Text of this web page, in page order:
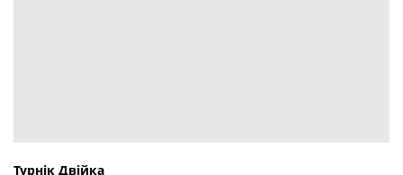
Турнік Двійка